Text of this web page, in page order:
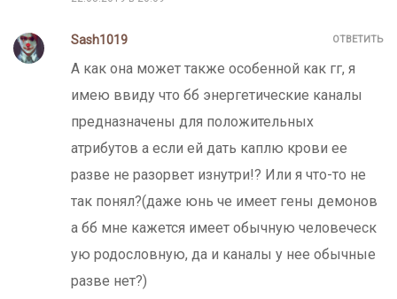
Sash1019
А как она может также особенной как гг, я
имею ввиду что бб энергетические каналы
предназначены для положительных
атрибутов а если ей дать каплю крови ее
разве не разорвет изнутри!? Или я что-то не
так понял?(даже юнь че имеет гены демонов
а бб мне кажется имеет обычную человеческ
ую родословную, да и каналы у нее обычные
разве нет?)
ОТВЕТИТЬ